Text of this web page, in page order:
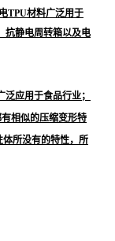
TPU材料广泛用于
抗静电周转箱以及电
应用于食品行业；
相似的压缩变形特
所没有的特性，所